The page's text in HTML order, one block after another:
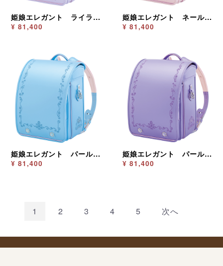
姫娘エレガント ライラック
¥ 81,400
姫娘エレガント ネールピンク
¥ 81,400
姫娘エレガント パールサックス
¥ 81,400
姫娘エレガント パールパープル
¥ 81,400
1 2 3 4 5 次へ